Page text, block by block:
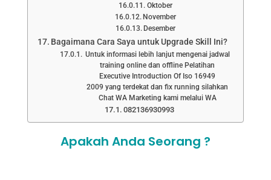
Oktober
November
Desember
Bagaimana Cara Saya untuk Upgrade Skill Ini?
Untuk informasi lebih lanjut mengenai jadwal
training online dan offline Pelatihan
Executive Introduction Of Iso 16949
2009 yang terdekat dan fix running silahkan
Chat WA Marketing kami melalui WA
082136930993
Apakah Anda Seorang ?